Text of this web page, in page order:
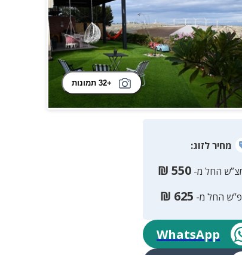
+32 תמונות
מחירלזוג:
החל מ- 550
₪
החל מ- 625
₪
WhatsApp